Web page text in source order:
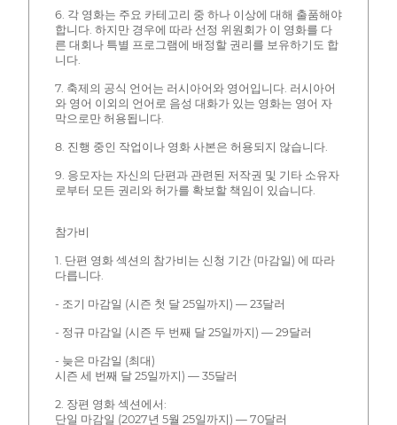
6. 각 영화는 주요 카테고리 중 하나 이상에 대해 출품해야
합니다. 하지만 경우에 따라 선정 위원회가 이 영화를 다
른 대회나 특별 프로그램에 배정할 권리를 보유하기도 합
니다.
7. 축제의 공식 언어는 러시아어와 영어입니다. 러시아어
와 영어 이외의 언어로 음성 대화가 있는 영화는 영어 자
막으로만 허용됩니다.
8. 진행 중인 작업이나 영화 사본은 허용되지 않습니다.
9. 응모자는 자신의 단편과 관련된 저작권 및 기타 소유자
로부터 모든 권리와 허가를 확보할 책임이 있습니다.
참가비
1. 단편 영화 섹션의 참가비는 신청 기간 (마감일) 에 따라
다릅니다.
- 조기 마감일 (시즌 첫 달 25일까지) — 23달러
- 정규 마감일 (시즌 두 번째 달 25일까지) — 29달러
- 늦은 마감일 (최대)
시즌 세 번째 달 25일까지) — 35달러
2. 장편 영화 섹션에서:
단일 마감일 (2027년 5월 25일까지) — 70달러